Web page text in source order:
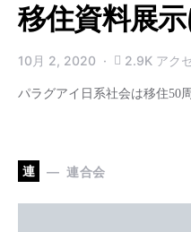
移住資料展
10月 2, 2020 2.9K アク
パラグアイ日系社会は移住50
連 連合会